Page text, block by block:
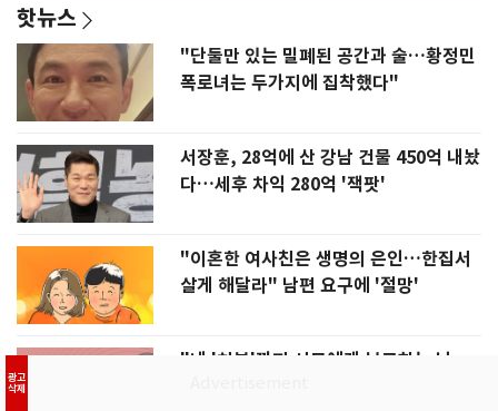
핫뉴스
"단둘만 있는 밀폐된 공간과 술…황정민
폭로녀는 두가지에 집착했다"
서장훈, 28억에 산 강남 건물 450억 내놨
다…세후 차익 280억 '잭팟'
"이혼한 여사친은 생명의 은인…한집서
살게 해달라" 남편 요구에 '절망'
"내 '치부'까지 시모에게 보고하는 남
광고
삭제